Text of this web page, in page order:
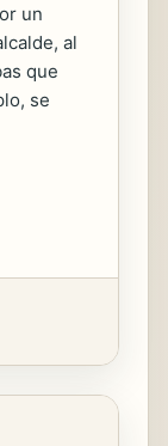
un
al
que
se